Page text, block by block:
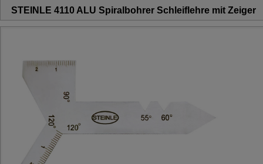
STEINLE 4110 ALU Spiralbohrer Schleiflehre mit Zeiger